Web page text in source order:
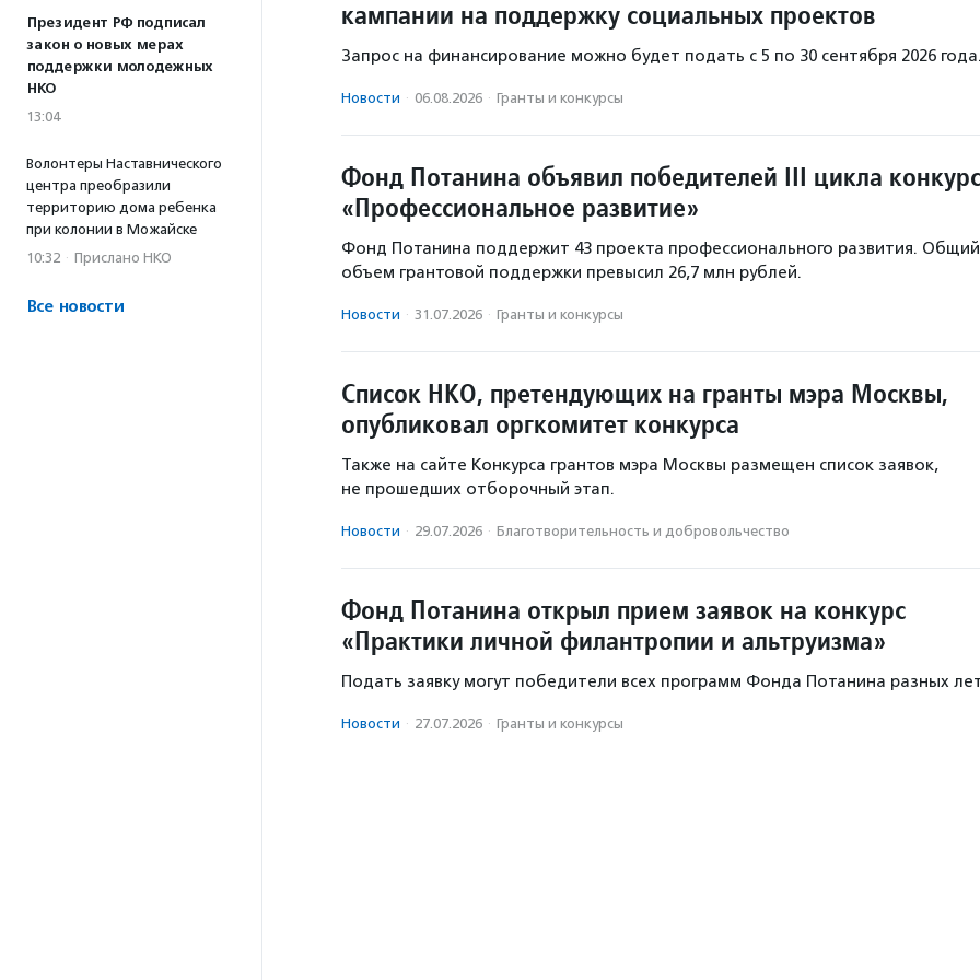
Президент РФ подписал
закон о новых мерах
поддержки молодежных
НКО
13:04
Волонтеры Наставнического
центра преобразили
территорию дома ребенка
при колонии в Можайске
10:32 · Прислано НКО
Все новости
кампании на поддержку социальных проектов
Запрос на финансирование можно будет подать с 5 по 30 сентября 2026
Новости · 06.08.2026 · Гранты и конкурсы
Фонд Потанина объявил победителей III цикла
«Профессиональное развитие»
Фонд Потанина поддержит 43 проекта профессионального развития. Общий
объем грантовой поддержки превысил 26,7 млн рублей.
Новости · 31.07.2026 · Гранты и конкурсы
Список НКО, претендующих на гранты мэра Москвы,
опубликовал оргкомитет конкурса
Также на сайте Конкурса грантов мэра Москвы размещен список заявок,
не прошедших отборочный этап.
Новости · 29.07.2026 · Благотвори­тель­ность и доброволь­чест­во
Фонд Потанина открыл прием заявок на конкурс
«Практики личной филантропии и альтруизма»
Подать заявку могут победители всех программ Фонда Потанина разных
Новости · 27.07.2026 · Гранты и конкурсы